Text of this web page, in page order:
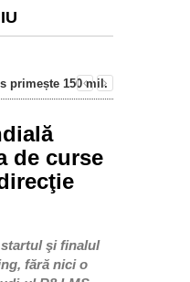
primește 150 mil.
de curse
şi finalul
fără nici o